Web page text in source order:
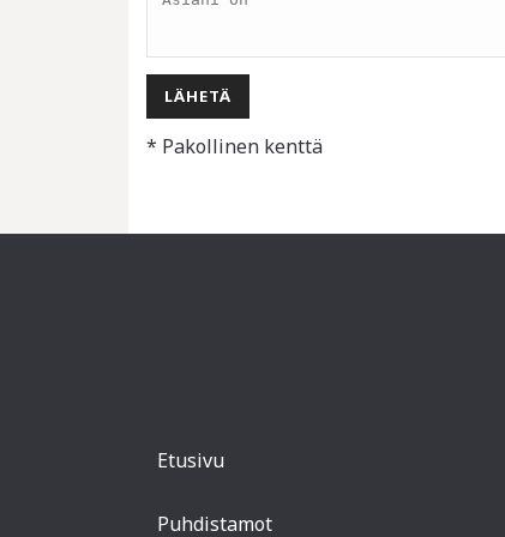
* Pakollinen kenttä
Etusivu
Puhdistamot